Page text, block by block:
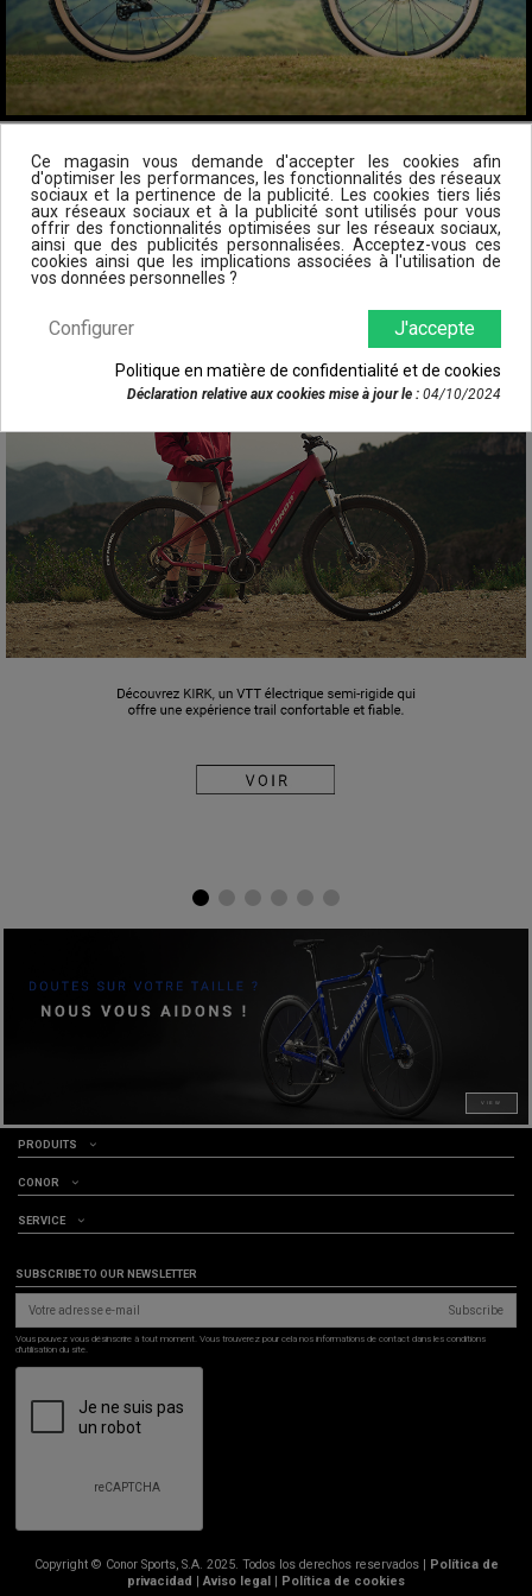
POPULAR PRODUCTS
VIEW
PRODUITS
CONOR
SERVICE
SUBSCRIBE TO OUR NEWSLETTER
Subscribe
Vous pouvez vous désinscrire à tout moment. Vous trouverez pour cela nos informations de contact dans les conditions
d'utilisation du site.
Copyright © Conor Sports, S.A. 2025. Todos los derechos reservados |
Política de
privacidad
Aviso legal Política de cookies
Ce magasin vous demande d'accepter les cookies afin
d'optimiser les performances, les fonctionnalités des réseaux
sociaux et la pertinence de la publicité. Les cookies tiers liés
aux réseaux sociaux et à la publicité sont utilisés pour vous
offrir des fonctionnalités optimisées sur les réseaux sociaux,
ainsi que des publicités personnalisées. Acceptez-vous ces
cookies ainsi que les implications associées à l'utilisation de
vos données personnelles ?
J'accepte
Configurer
Politique en matière de confidentialité et de cookies
Déclaration relative aux cookies mise à jour le : 04/10/2024